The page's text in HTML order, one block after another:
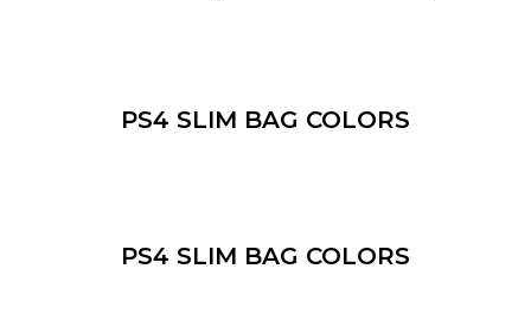
PS4 SLIM BAG COLORS
PS4 SLIM BAG COLORS